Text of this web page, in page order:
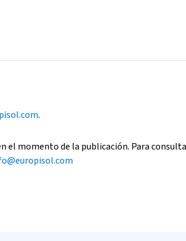
.
momento de la publicación. Para